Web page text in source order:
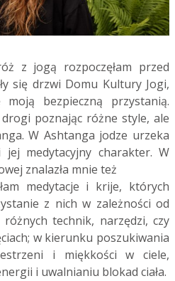
z jogą rozpoczęłam przed
się drzwi Domu Kultury Jogi,
bezpieczną przystanią.
poznając różne style, ale
W Ashtanga jodze urzeka
jej medytacyjny charakter. W
znalazła mnie też
medytacje i krije, których
z nich w zależności od
technik, narzędzi, czy
w kierunku poszukiwania
i miękkości w ciele,
i uwalnianiu blokad ciała.